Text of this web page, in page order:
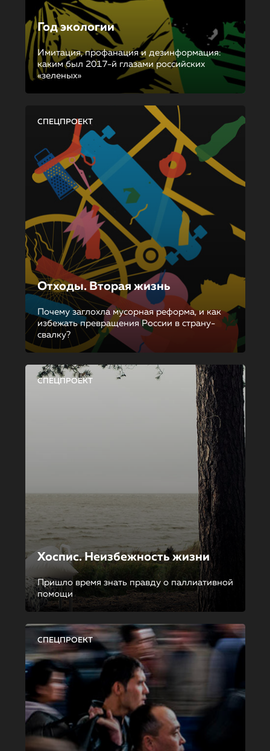
Год экологии
Имитация, профанация и дезинформация:
каким был 2017-й глазами российских
«зеленых»
СПЕЦПРОЕКТ
Отходы. Вторая жизнь
Почему заглохла мусорная реформа, и как
избежать превращения России в страну-
свалку?
СПЕЦПРОЕКТ
Хоспис. Неизбежность жизни
Пришло время знать правду о паллиативной
помощи
СПЕЦПРОЕКТ